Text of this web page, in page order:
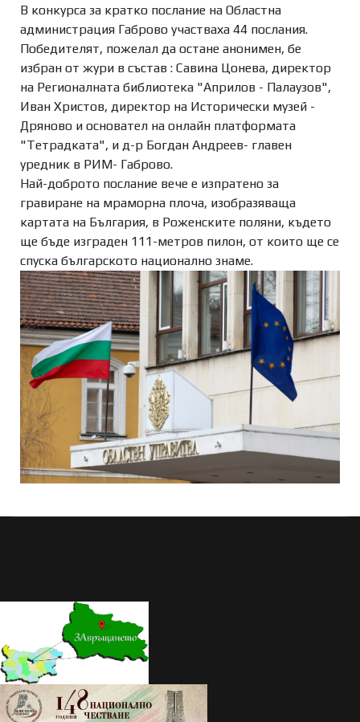
В конкурса за кратко послание на Областна
администрация Габрово участваха 44 послания.
Победителят, пожелал да остане анонимен, бе
избран от жури в състав : Савина Цонева, директор
на Регионалната библиотека "Априлов - Палаузов",
Иван Христов, директор на Исторически музей -
Дряново и основател на онлайн платформата
"Тетрадката", и д-р Богдан Андреев- главен
уредник в РИМ- Габрово.
Най-доброто послание вече е изпратено за
гравиране на мраморна плоча, изобразяваща
картата на България, в Роженските поляни, където
ще бъде изграден 111-метров пилон, от които ще се
спуска българското национално знаме.